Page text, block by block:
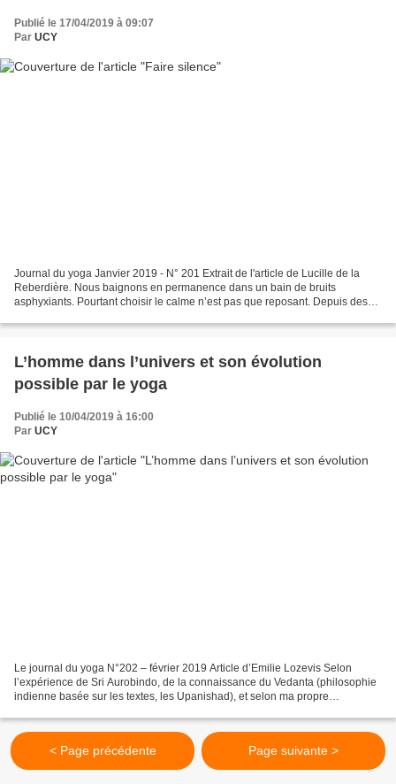
Publié le 17/04/2019 à 09:07
Par UCY
Journal du yoga Janvier 2019 - N° 201 Extrait de l'article de Lucille de la
Reberdière. Nous baignons en permanence dans un bain de bruits
asphyxiants. Pourtant choisir le calme n’est pas que reposant. Depuis des
L’homme dans l’univers et son évolution
possible par le yoga
Publié le 10/04/2019 à 16:00
Par UCY
Le journal du yoga N°202 – février 2019 Article d’Emilie Lozevis Selon
l’expérience de Sri Aurobindo, de la connaissance du Vedanta (philosophie
indienne basée sur les textes, les Upanishad), et selon ma propre
< Page précédente Page suivante >